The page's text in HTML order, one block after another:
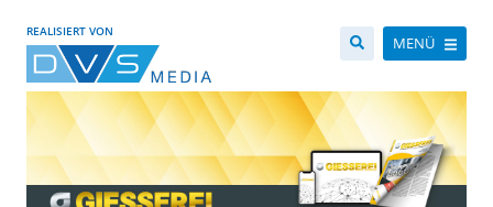
REALISIERT VON
MENÜ